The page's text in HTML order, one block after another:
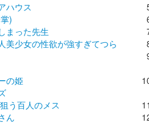
ハウス
)
まった先生
美少女の性欲が強すぎてつら
の姫
う百人のメス
ん